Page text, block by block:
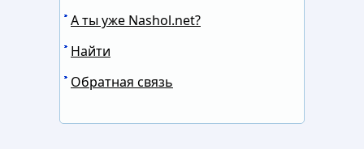
А ты уже Nashol.net?
Найти
Обратная связь